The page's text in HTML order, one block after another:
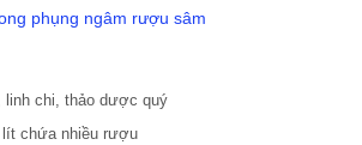
phụng ngâm rượu sâm
linh chi, thảo dược quý
chứa nhiều rượu